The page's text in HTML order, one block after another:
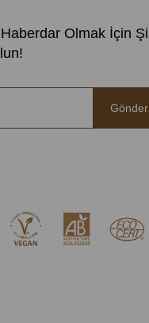
Olmak İçin
Gönder